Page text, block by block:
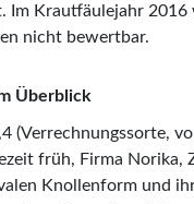
Im Krautfäulejahr 2016
nicht bewertbar.
Überblick
(Verrechnungssorte,
früh, Firma Norika,
Knollenform und